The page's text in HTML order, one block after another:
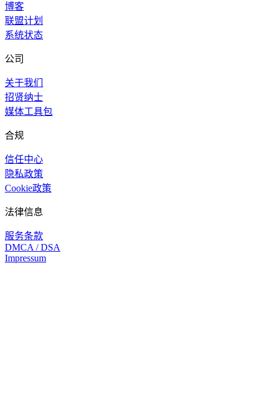
博客
联盟计划
系统状态
公司
关于我们
招贤纳士
媒体工具包
合规
信任中心
隐私政策
Cookie政策
法律信息
服务条款
DMCA / DSA
Impressum